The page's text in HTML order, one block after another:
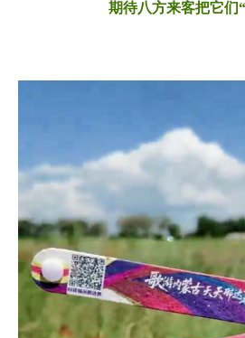
期待八方来客把它们